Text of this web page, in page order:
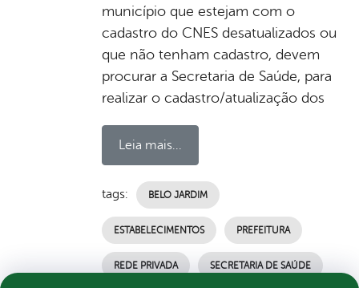
município que estejam com o
cadastro do CNES desatualizados ou
que não tenham cadastro, devem
procurar a Secretaria de Saúde, para
realizar o cadastro/atualização dos
Leia mais...
tags: BELO JARDIM
ESTABELECIMENTOS PREFEITURA
REDE PRIVADA SECRETARIA DE SAÚDE